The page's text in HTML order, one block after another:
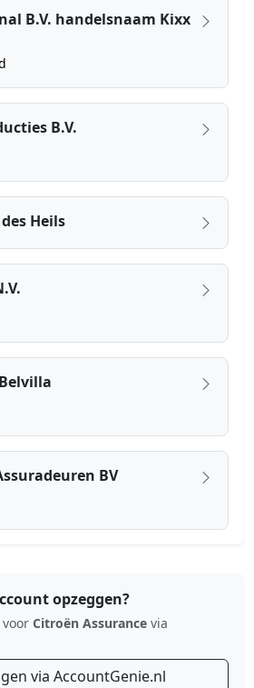
B.V. handelsnaam Kixx
B.V.
Heils
BV
opzeggen?
Citroën Assurance via
via AccountGenie.nl